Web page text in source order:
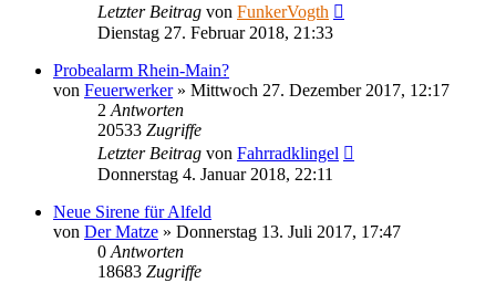
Letzter Beitrag von FunkerVogth
Dienstag 27. Februar 2018, 21:33
Probealarm Rhein-Main?
von Feuerwerker» Mittwoch 27. Dezember 2017, 12:17
2 Antworten
20533 Zugriffe
Letzter Beitrag von Fahrradklingel
Donnerstag 4. Januar 2018, 22:11
Neue Sirene für Alfeld
von Der Matze » Donnerstag 13. Juli 2017, 17:47
0 Antworten
18683 Zugriffe